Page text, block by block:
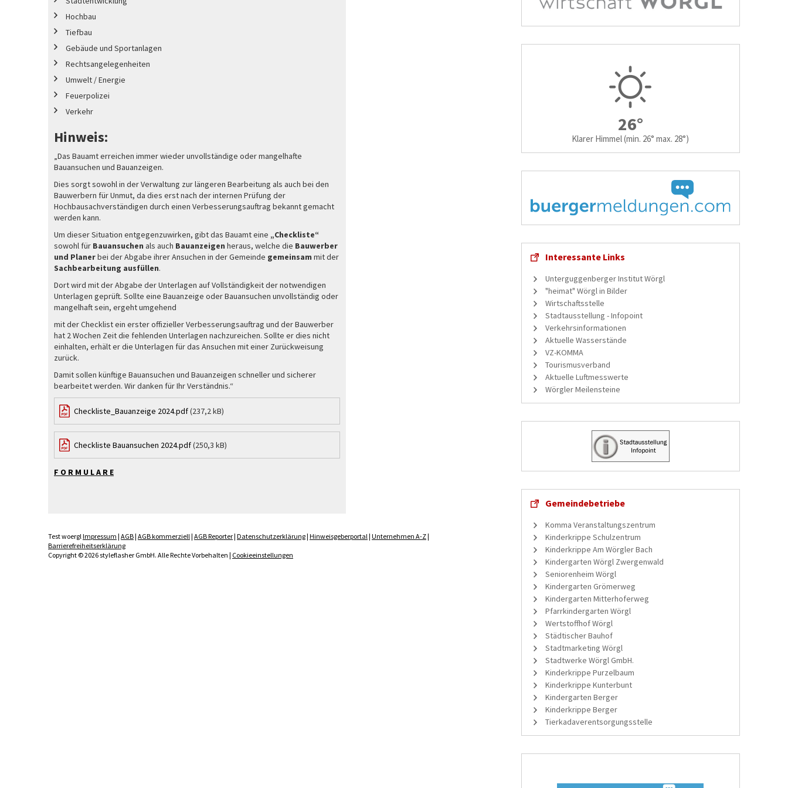
Hochbau
Tiefbau
Gebäude und Sportanlagen
Rechtsangelegenheiten
Umwelt / Energie
Feuerpolizei
Verkehr
Hinweis:
„Das Bauamt erreichen immer wieder unvollständige oder mangelhafte
Bauansuchen und Bauanzeigen.
Dies sorgt sowohl in der Verwaltung zur längeren Bearbeitung als auch bei den
Bauwerbern für Unmut, da dies erst nach der internen Prüfung der
Hochbausachverständigen durch einen Verbesserungsauftrag bekannt gemacht
werden kann.
Um dieser Situation entgegenzuwirken, gibt das Bauamt eine „Checkliste“
sowohl für Bauansuchen als auch Bauanzeigen heraus, welche die Bauwerber
und Planerbei der Abgabe ihrer Ansuchen in der Gemeinde gemeinsam mit der
Sachbearbeitung ausfüllen.
Dort wird mit der Abgabe der Unterlagen auf Vollständigkeit der notwendigen
Unterlagen geprüft. Sollte eine Bauanzeige oder Bauansuchen unvollständig oder
mangelhaft sein, ergeht umgehend
mit der Checklist ein erster offizieller Verbesserungsauftrag und der Bauwerber
hat 2 Wochen Zeit die fehlenden Unterlagen nachzureichen. Sollte er dies nicht
einhalten, erhält er die Unterlagen für das Ansuchen mit einer Zurückweisung
zurück.
Damit sollen künftige Bauansuchen und Bauanzeigen schneller und sicherer
bearbeitet werden. Wir danken für Ihr Verständnis.“
Checkliste_Bauanzeige 2024.pdf(237,2 kB)
Checkliste Bauansuchen 2024.pdf(250,3 kB)
F O R M U L A R E
Test woerglImpressum | AGB| AGB kommerziell| AGB Reporter| Datenschutzerklärung| Hinweisgeberportal| Unternehmen A-Z|
Barrierefreiheitserklärung
Copyright © 2026 styleflasher GmbH. Alle Rechte Vorbehalten | Cookieeinstellungen
26°
Klarer Himmel(min. 26° max. 28°)
Interessante Links
Unterguggenberger Institut Wörgl
"heimat" Wörgl in Bilder
Wirtschaftsstelle
Stadtausstellung - Infopoint
Verkehrsinformationen
Aktuelle Wasserstände
VZ-KOMMA
Tourismusverband
Aktuelle Luftmesswerte
Wörgler Meilensteine
Gemeindebetriebe
Komma Veranstaltungszentrum
Kinderkrippe Schulzentrum
Kinderkrippe Am Wörgler Bach
Kindergarten Wörgl Zwergenwald
Seniorenheim Wörgl
Kindergarten Grömerweg
Kindergarten Mitterhoferweg
Pfarrkindergarten Wörgl
Wertstoffhof Wörgl
Städtischer Bauhof
Stadtmarketing Wörgl
Stadtwerke Wörgl GmbH.
Kinderkrippe Purzelbaum
Kinderkrippe Kunterbunt
Kindergarten Berger
Kinderkrippe Berger
Tierkadaverentsorgungsstelle